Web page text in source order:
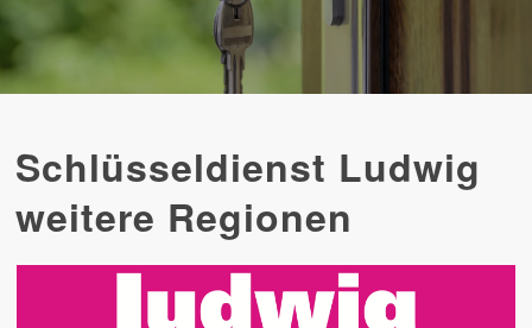
Schlüsseldienst Ludwig
weitere Regionen